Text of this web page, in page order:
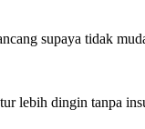
supaya tidak
lebih dingin tanpa